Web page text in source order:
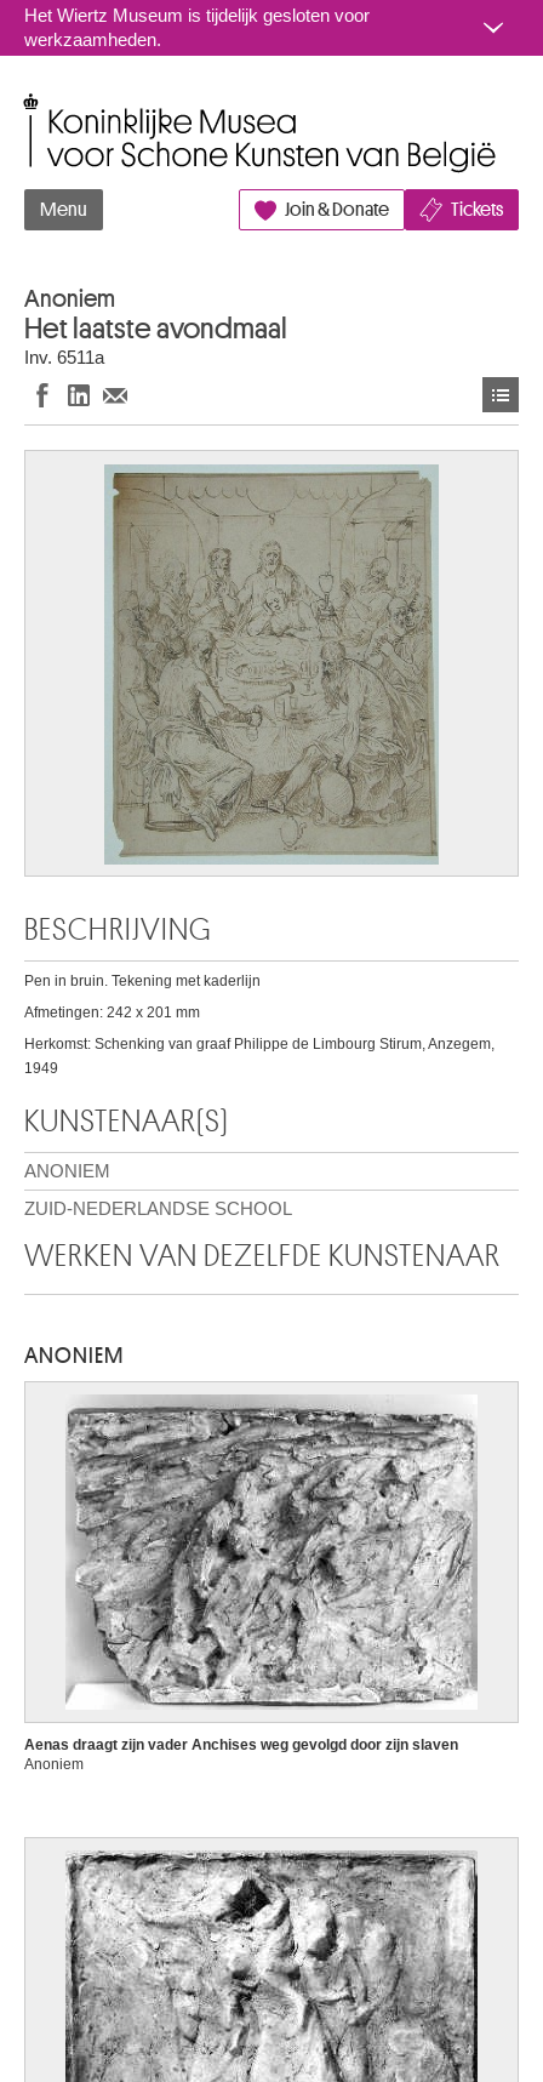
Naar inhoud
Het Wiertz Museum is tijdelijk gesloten voor
werkzaamheden.
Menu Join & Donate Tickets
Anoniem
Het laatste avondmaal
Inv. 6511a
BESCHRIJVING
Pen in bruin. Tekening met kaderlijn
Afmetingen: 242 x 201 mm
Herkomst: Schenking van graaf Philippe de Limbourg Stirum, Anzegem,
1949
KUNSTENAAR(S)
ANONIEM
ZUID-NEDERLANDSE SCHOOL
WERKEN VAN DEZELFDE KUNSTENAAR
ANONIEM
Aenas draagt zijn vader Anchises weg gevolgd door zijn slaven
Anoniem